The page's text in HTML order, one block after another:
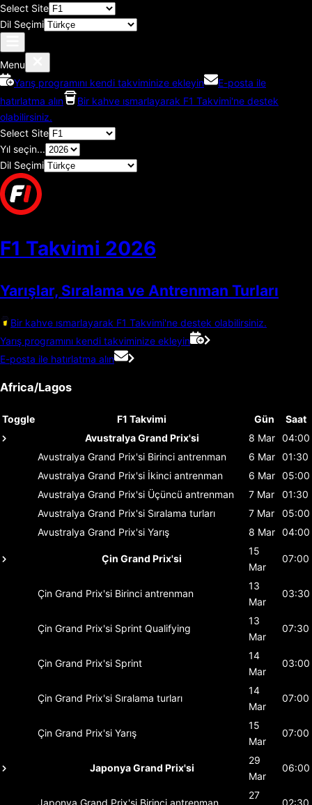
Select Site
Dil Seçimi
Menu
Yarış programını kendi takviminize ekleyin
E-posta ile
hatırlatma alın
Bir kahve ısmarlayarak F1 Takvimi'ne destek
olabilirsiniz.
Select Site
Yıl seçin...
Dil Seçimi
F1 Takvimi 2026
Yarışlar, Sıralama ve Antrenman Turları
Bir kahve ısmarlayarak F1 Takvimi'ne destek olabilirsiniz.
Yarış programını kendi takviminize ekleyin
E-posta ile hatırlatma alın
Africa/Lagos
Toggle F1 Takvimi Gün
Saat
Avustralya Grand Prix'si
8 Mar 04:00
Avustralya Grand Prix'si Birinci antrenman 6 Mar 01:30
Avustralya Grand Prix'si İkinci antrenman 6 Mar 05:00
Avustralya Grand Prix'si Üçüncü antrenman 7 Mar
01:30
Avustralya Grand Prix'si Sıralama turları 7 Mar
05:00
Avustralya Grand Prix'si Yarış 8 Mar 04:00
Çin Grand Prix'si
15
Mar
07:00
Çin Grand Prix'si Birinci antrenman
13
Mar
03:30
Çin Grand Prix'si Sprint Qualifying
13
Mar
07:30
Çin Grand Prix'si Sprint
14
Mar
03:00
Çin Grand Prix'si Sıralama turları
14
Mar
07:00
Çin Grand Prix'si Yarış
15
Mar
07:00
Japonya Grand Prix'si
29
Mar
06:00
Japonya Grand Prix'si Birinci antrenman
27
02:30